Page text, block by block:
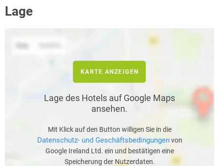
Lage
KARTE ANZEIGEN
Lage des Hotels auf Google Maps
ansehen.
Mit Klick auf den Button willigen Sie in die
Datenschutz- und Geschäftsbedingungenvon
Google Ireland Ltd. ein und bestätigen eine
Speicherung der Nutzerdaten.